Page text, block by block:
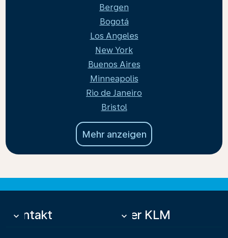
Bergen
Bogotá
Los Angeles
New York
Buenos Aires
Minneapolis
Rio de Janeiro
Bristol
Mehr anzeigen
Kontakt
keyboard_arrow_down Über KLM
keyboard_arrow_down